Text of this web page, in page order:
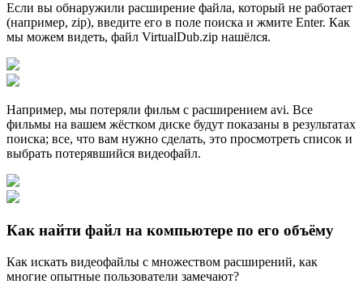
Если вы обнаружили расширение файла, который не работает
(например, zip), введите его в поле поиска и жмите Enter. Как
мы можем видеть, файл VirtualDub.zip нашёлся.
Например, мы потеряли фильм с расширением avi. Все
фильмы на вашем жёстком диске будут показаны в результатах
поиска; все, что вам нужно сделать, это просмотреть список и
выбрать потерявшийся видеофайл.
Как найти файл на компьютере по его объёму
Как искать видеофайлы с множеством расширений, как
многие опытные пользователи замечают?